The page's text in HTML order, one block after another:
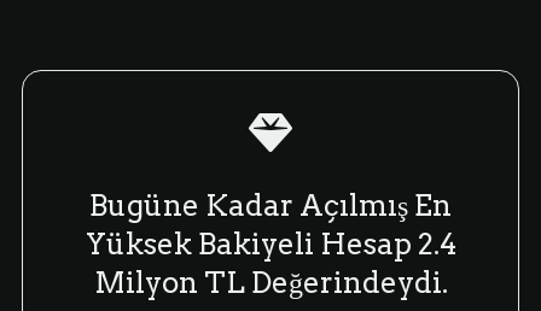
Bugüne Kadar Açılmış En
Yüksek Bakiyeli Hesap 2.4
Milyon TL Değerindeydi.